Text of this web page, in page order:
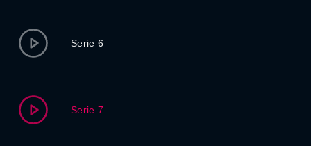
Serie 6
Serie 7